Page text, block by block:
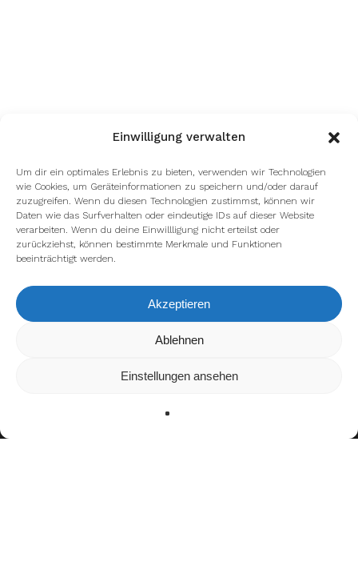
Einwilligung verwalten
Um dir ein optimales Erlebnis zu bieten, verwenden wir Technologien
wie Cookies, um Geräteinformationen zu speichern und/oder darauf
zuzugreifen. Wenn du diesen Technologien zustimmst, können wir
Daten wie das Surfverhalten oder eindeutige IDs auf dieser Website
verarbeiten. Wenn du deine Einwillligung nicht erteilst oder
zurückziehst, können bestimmte Merkmale und Funktionen
beeinträchtigt werden.
Akzeptieren
Ablehnen
Einstellungen ansehen
Wir verwenden Cookies, um dir die bestmögliche Erfahrung auf
kannst du erfahren, welche Cookies wir
verwenden oder sie ausschalten.